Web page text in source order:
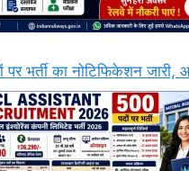
पर भर्ती का नोटिफिकेशन